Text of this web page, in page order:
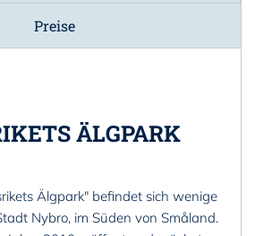
Preise
ÄLGPARK
Älgpark" befindet sich wenige
Nybro, im Süden von Småland.